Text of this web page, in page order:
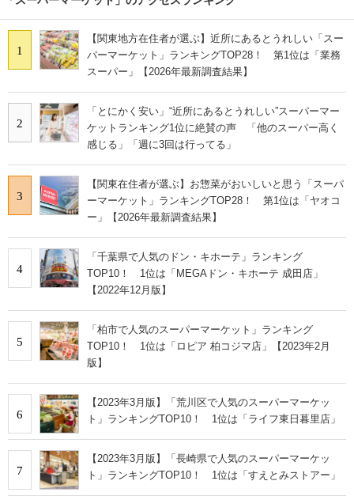
1
【関東地方在住者が選ぶ】近所にあるとうれしい「スー
パーマーケット」ランキングTOP28！ 第1位は「業務
スーパー」【2026年最新調査結果】
2
「とにかく安い」“近所にあるとうれしい”スーパーマー
ケットランキング1位に絶賛の声 「他のスーパー高く
感じる」「週に3回は行ってる」
3
【関東在住者が選ぶ】お惣菜がおいしいと思う「スーパ
ーマーケット」ランキングTOP28！ 第1位は「ヤオコ
ー」【2026年最新調査結果】
4
「千葉県で人気のドン・キホーテ」ランキング
TOP10！ 1位は「MEGAドン・キホーテ 成田店」
【2022年12月版】
5
「柏市で人気のスーパーマーケット」ランキング
TOP10！ 1位は「ロピア 柏コジマ店」【2023年2月
版】
6
【2023年3月版】「荒川区で人気のスーパーマーケッ
ト」ランキングTOP10！ 1位は「ライフ東日暮里店」
7
【2023年3月版】「長崎県で人気のスーパーマーケッ
ト」ランキングTOP10！ 1位は「すえとみストアー」